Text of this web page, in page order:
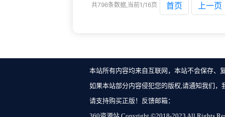
共796条数据,当前1/16页 首页 上一页
本站所有内容均来自互联网，本站不会保存、
如果本站部分内容侵犯您的版权,请通知我们
请支持购买正版！反馈邮箱：